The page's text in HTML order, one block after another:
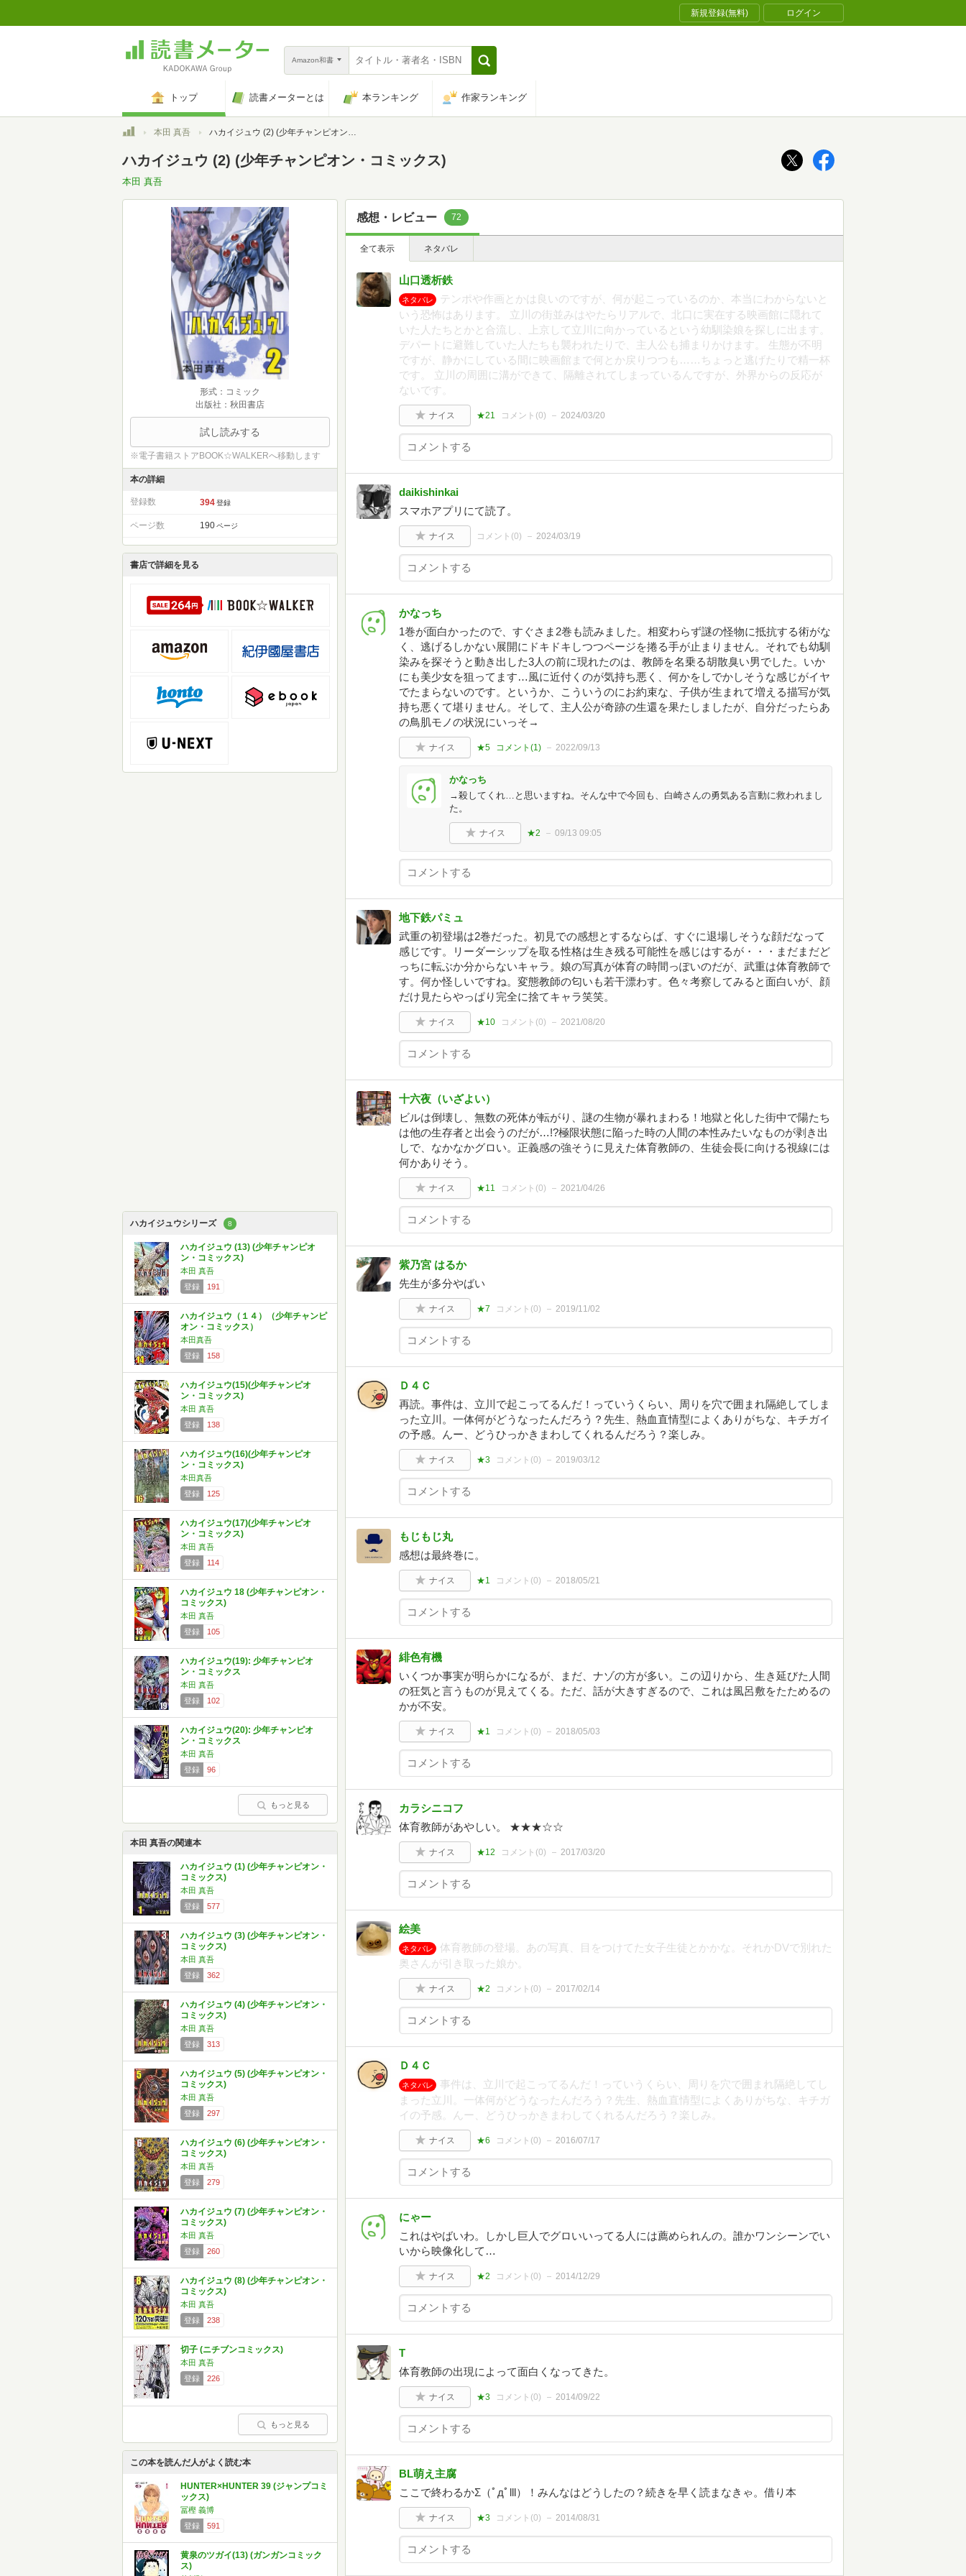
新規登録(無料) ログイン
Amazon和書
トップ 読書メーターとは 本ランキング 作家ランキング
トップ本田 真吾 ハカイジュウ (2) (少年チャンピオン・コミックス)
ハカイジュウ (2) (少年チャンピオン・コミックス)
本田 真吾
形式：コミック
出版社：秋田書店
試し読みする
※電子書籍ストアBOOK☆WALKERへ移動します
本の詳細
登録数 394 登録
ページ数 190 ページ
書店で詳細を見る
ハカイジュウシリーズ 8
ハカイジュウ (13) (少年チャンピオ
ン・コミックス)
本田 真吾
登録
191
ハカイジュウ（１４）（少年チャンピ
オン・コミックス）
本田真吾
登録
158
ハカイジュウ(15)(少年チャンピオ
ン・コミックス)
本田 真吾
登録
138
ハカイジュウ(16)(少年チャンピオ
ン・コミックス)
本田真吾
登録
125
ハカイジュウ(17)(少年チャンピオ
ン・コミックス)
本田 真吾
登録
114
ハカイジュウ 18 (少年チャンピオン・
コミックス)
本田 真吾
登録
105
ハカイジュウ(19): 少年チャンピオ
ン・コミックス
本田 真吾
登録
102
ハカイジュウ(20): 少年チャンピオ
ン・コミックス
本田 真吾
登録
96
もっと見る
本田 真吾の関連本
ハカイジュウ (1) (少年チャンピオン・
コミックス)
本田 真吾
登録
577
ハカイジュウ (3) (少年チャンピオン・
コミックス)
本田 真吾
登録
362
ハカイジュウ (4) (少年チャンピオン・
コミックス)
本田 真吾
登録
313
ハカイジュウ (5) (少年チャンピオン・
コミックス)
本田 真吾
登録
297
ハカイジュウ (6) (少年チャンピオン・
コミックス)
本田 真吾
登録
279
ハカイジュウ (7) (少年チャンピオン・
コミックス)
本田 真吾
登録
260
ハカイジュウ (8) (少年チャンピオン・
コミックス)
本田 真吾
登録
238
切子 (ニチブンコミックス)
本田 真吾
登録
226
もっと見る
この本を読んだ人がよく読む本
HUNTER×HUNTER 39 (ジャンプコミ
ックス)
冨樫 義博
登録
591
黄泉のツガイ(13) (ガンガンコミック
ス)
感想・レビュー 72
全て表示 ネタバレ
山口透析鉄
ネタバレ
テンポや作画とかは良いのですが、何が起こっているのか、本当にわからないと
いう恐怖はあります。 立川の街並みはやたらリアルで、北口に実在する映画館に隠れて
いた人たちとかと合流し、上京して立川に向かっているという幼馴染娘を探しに出ます。
デパートに避難していた人たちも襲われたりで、主人公も捕まりかけます。 生態が不明
ですが、静かにしている間に映画館まで何とか戻りつつも……ちょっと逃げたりで精一杯
です。 立川の周囲に溝ができて、隔離されてしまっているんですが、外界からの反応が
ないです。
ナイス ★21 コメント(0) 2024/03/20
daikishinkai
スマホアプリにて読了。
ナイス コメント(0) 2024/03/19
かなっち
1巻が面白かったので、すぐさま2巻も読みました。相変わらず謎の怪物に抵抗する術がな
く、逃げるしかない展開にドキドキしつつページを捲る手が止まりません。それでも幼馴
染みを探そうと動き出した3人の前に現れたのは、教師を名乗る胡散臭い男でした。いか
にも美少女を狙ってます…風に近付くのが気持ち悪く、何かをしでかしそうな感じがイヤ
でたまらないのです。というか、こういうのにお約束な、子供が生まれて増える描写が気
持ち悪くて堪りません。そして、主人公が奇跡の生還を果たしましたが、自分だったらあ
の鳥肌モノの状況にいっそ→
ナイス ★5 コメント(1) 2022/09/13
かなっち
→殺してくれ…と思いますね。そんな中で今回も、白崎さんの勇気ある言動に救われまし
た。
ナイス ★2 09/13 09:05
地下鉄パミュ
武重の初登場は2巻だった。初見での感想とするならば、すぐに退場しそうな顔だなって
感じです。リーダーシップを取る性格は生き残る可能性を感じはするが・・・まだまだど
っちに転ぶか分からないキャラ。娘の写真が体育の時間っぽいのだが、武重は体育教師で
す。何か怪しいですね。変態教師の匂いも若干漂わす。色々考察してみると面白いが、顔
だけ見たらやっぱり完全に捨てキャラ笑笑。
ナイス ★10 コメント(0) 2021/08/20
十六夜（いざよい）
ビルは倒壊し、無数の死体が転がり、謎の生物が暴れまわる！地獄と化した街中で陽たち
は他の生存者と出会うのだが…!?極限状態に陥った時の人間の本性みたいなものが剥き出
しで、なかなかグロい。正義感の強そうに見えた体育教師の、生徒会長に向ける視線には
何かありそう。
ナイス ★11 コメント(0) 2021/04/26
紫乃宮 はるか
先生が多分やばい
ナイス ★7 コメント(0) 2019/11/02
Ｄ４Ｃ
再読。事件は、立川で起こってるんだ！っていうくらい、周りを穴で囲まれ隔絶してしま
った立川。一体何がどうなったんだろう？先生、熱血直情型によくありがちな、キチガイ
の予感。んー、どうひっかきまわしてくれるんだろう？楽しみ。
ナイス ★3 コメント(0) 2019/03/12
もじもじ丸
感想は最終巻に。
ナイス ★1 コメント(0) 2018/05/21
緋色有機
いくつか事実が明らかになるが、まだ、ナゾの方が多い。この辺りから、生き延びた人間
の狂気と言うものが見えてくる。ただ、話が大きすぎるので、これは風呂敷をたためるの
かが不安。
ナイス ★1 コメント(0) 2018/05/03
カラシニコフ
体育教師があやしい。 ★★★☆☆
ナイス ★12 コメント(0) 2017/03/20
絵美
ネタバレ
体育教師の登場。あの写真、目をつけてた女子生徒とかかな。それかDVで別れた
奥さんが引き取った娘か。
ナイス ★2 コメント(0) 2017/02/14
Ｄ４Ｃ
ネタバレ
事件は、立川で起こってるんだ！っていうくらい、周りを穴で囲まれ隔絶してし
まった立川。一体何がどうなったんだろう？先生、熱血直情型によくありがちな、キチガ
イの予感。んー、どうひっかきまわしてくれるんだろう？楽しみ。
ナイス ★6 コメント(0) 2016/07/17
にゃー
これはやばいわ。しかし巨人でグロいいってる人には薦められんの。誰かワンシーンでい
いから映像化して…
ナイス ★2 コメント(0) 2014/12/29
T
体育教師の出現によって面白くなってきた。
ナイス ★3 コメント(0) 2014/09/22
BL萌え主腐
ここで終わるかΣ（ﾟдﾟlll）！みんなはどうしたの？続きを早く読まなきゃ。借り本
ナイス ★3 コメント(0) 2014/08/31